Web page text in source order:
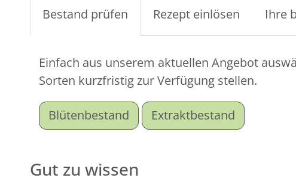
Bestand prüfen Rezept einlösen Ihre
Einfach aus unserem aktuellen Angebot
Sorten kurzfristig zur Verfügung stellen.
Blütenbestand Extraktbestand
Gut zu wissen